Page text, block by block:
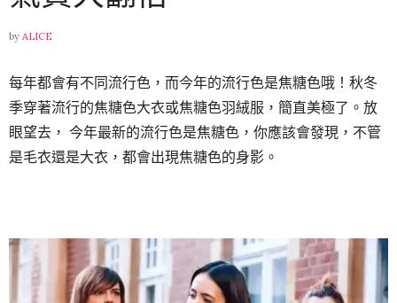
by ALICE
每年都會有不同流行色，而今年的流行色是焦糖色哦！秋冬
季穿著流行的焦糖色大衣或焦糖色羽絨服，簡直美極了。放
眼望去， 今年最新的流行色是焦糖色，你應該會發現，不管
是毛衣還是大衣，都會出現焦糖色的身影。